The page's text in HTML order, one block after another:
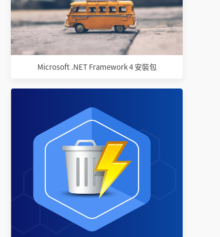
Microsoft .NET Framework 4 安裝包